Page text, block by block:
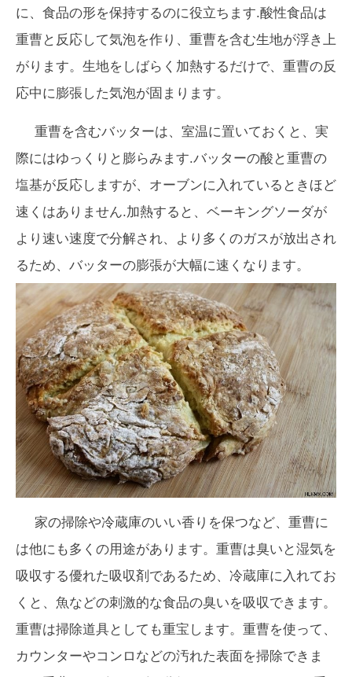
に、食品の形を保持するのに役立ちます.酸性食品は
重曹と反応して気泡を作り、重曹を含む生地が浮き上
がります。生地をしばらく加熱するだけで、重曹の反
応中に膨張した気泡が固まります。
重曹を含むバッターは、室温に置いておくと、実
際にはゆっくりと膨らみます.バッターの酸と重曹の
塩基が反応しますが、オーブンに入れているときほど
速くはありません.加熱すると、ベーキングソーダが
より速い速度で分解され、より多くのガスが放出され
るため、バッターの膨張が大幅に速くなります。
家の掃除や冷蔵庫のいい香りを保つなど、重曹に
は他にも多くの用途があります。重曹は臭いと湿気を
吸収する優れた吸収剤であるため、冷蔵庫に入れてお
くと、魚などの刺激的な食品の臭いを吸収できます。
重曹は掃除道具としても重宝します。重曹を使って、
カウンターやコンロなどの汚れた表面を掃除できま